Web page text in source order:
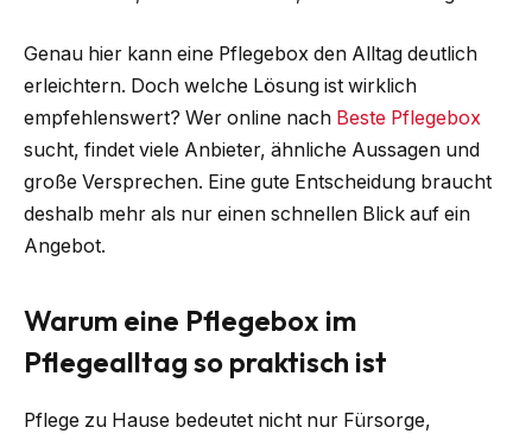
Genau hier kann eine Pflegebox den Alltag deutlich
erleichtern. Doch welche Lösung ist wirklich
empfehlenswert? Wer online nach Beste Pflegebox
sucht, findet viele Anbieter, ähnliche Aussagen und
große Versprechen. Eine gute Entscheidung braucht
deshalb mehr als nur einen schnellen Blick auf ein
Angebot.
Warum eine Pflegebox im
Pflegealltag so praktisch ist
Pflege zu Hause bedeutet nicht nur Fürsorge,